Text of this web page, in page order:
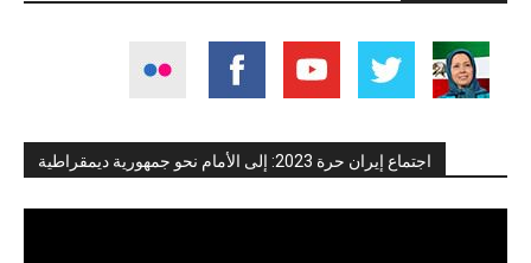
اجتماع إيران حرة 2023: إلى الأمام نحو جمهورية ديمقراطية